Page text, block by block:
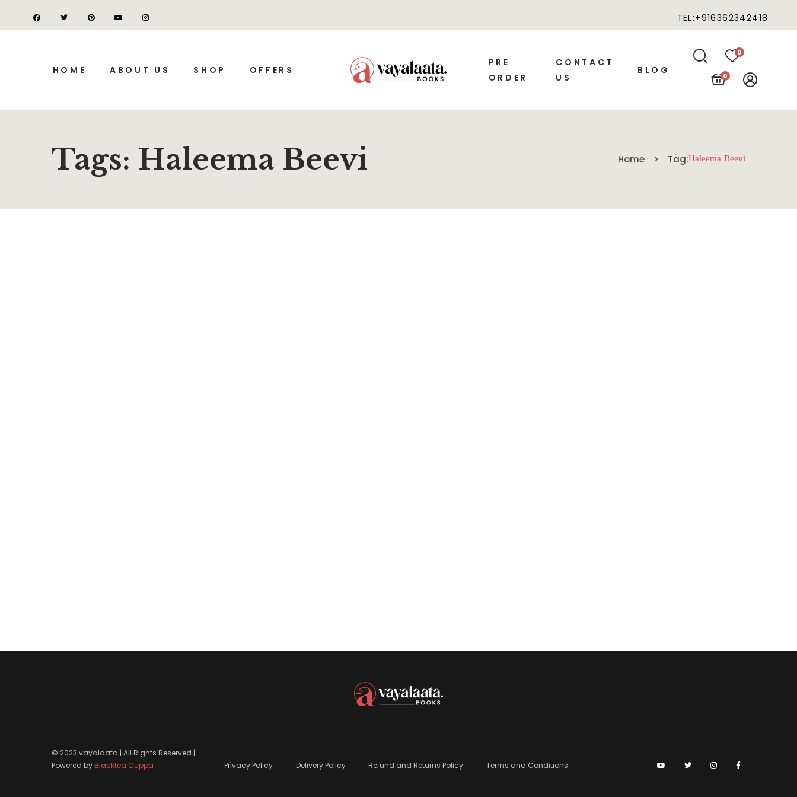
TEL:+916362342418
HOME ABOUT US SHOP OFFERS
PRE
ORDER
CONTACT
US
BLOG
0
0
Tags: Haleema Beevi Home Tag:Haleema Beevi
© 2023 vayalaata | All Rights Reserved |
Powered byBlacktea Cuppa Privacy Policy Delivery Policy Refund and Returns Policy Terms and Conditions